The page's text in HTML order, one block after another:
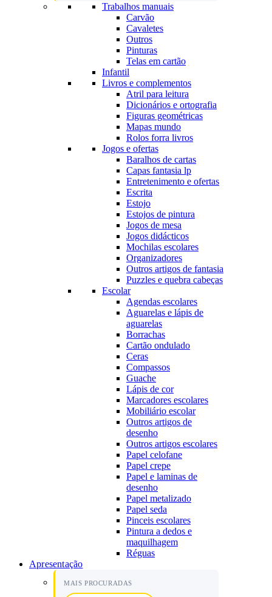
Trabalhos manuais
Carvão
Cavaletes
Outros
Pinturas
Telas em cartão
Infantil
Livros e complementos
Atril para leitura
Dicionários e ortografia
Figuras geométricas
Mapas mundo
Rolos forra livros
Jogos e ofertas
Baralhos de cartas
Capas fantasia lp
Entretenimento e ofertas
Escrita
Estojo
Estojos de pintura
Jogos de mesa
Jogos didácticos
Mochilas escolares
Organizadores
Outros artigos de fantasia
Puzzles e quebra cabeças
Escolar
Agendas escolares
Aguarelas e lápis de
aguarelas
Borrachas
Cartão ondulado
Ceras
Compassos
Guache
Lápis de cor
Marcadores escolares
Mobiliário escolar
Outros artigos de
desenho
Outros artigos escolares
Papel celofane
Papel crepe
Papel e laminas de
desenho
Papel metalizado
Papel seda
Pinceis escolares
Pintura a dedos e
maquilhagem
Réguas
Apresentação
MAIS PROCURADAS